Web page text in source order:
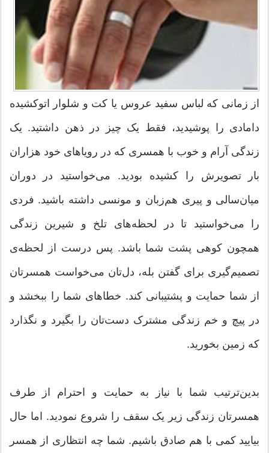
از زمانی که لباس سفید عروس یا کت و شلوار اتوکشیده
دامادی را ‌پوشیدید، فقط یک چیز در ذهن داشتید. یک
زندگی آرام و خوب با همسری که در رویاهای خود هزاران
بار تصویرش را کشیده بودید. ‌می‌خواستید در دوران
میان‌سالی و پیری هم‌زبان و مونسی داشته باشید. فردی
را می‌خواستید تا در لحظه‌های تلخ و شیرین زندگی
همچون کوهی پشت شما باشد. پس درست از لحظه‌‌ی
تصمیم‌گیری برای گفتن بله، دل‌تان می‌خواست همسرتان
از شما حمایت و پشتیبانی کند. خطاهای شما را ببخشد و
در پیچ و خم زندگی مشترک دست‌تان را بگیرد و نگذارد
که زمین بخورید.
بدین‌ترتیب شما با نیاز به حمایت و احترام از طرف
همسرتان زندگی زیر یک سقف را شروع نمودید. اما حال
بیایید کمی با هم صادق باشیم. شما چه انتظاری از همسر